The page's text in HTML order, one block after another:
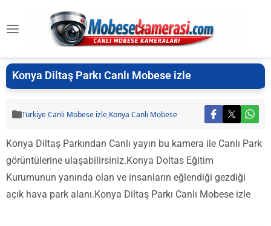
Konya Diltaş Parkı Canlı Mobese izle
Türkiye Canlı Mobese izle,Konya Canlı Mobese
Konya Diltaş Parkından Canlı yayın bu kamera ile Canlı Park
görüntülerine ulaşabilirsiniz.Konya Doltas Eğitim
Kurumunun yanında olan ve insanların eğlendiği gezdiği
açık hava park alanı.Konya Diltaş Parkı Canlı Mobese izle